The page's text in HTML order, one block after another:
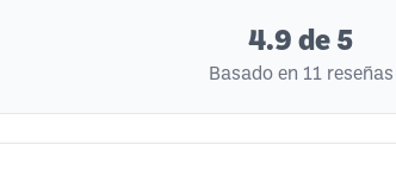
4.9 de 5
Basado en 11 reseñas